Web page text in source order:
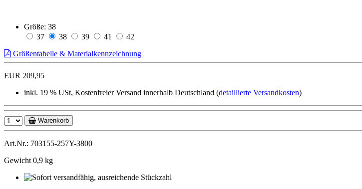
Größe: 38
37
38 39 41
42
Größentabelle & Materialkennzeichnung
EUR 209,95
inkl. 19 % USt, Kostenfreier Versand innerhalb Deutschland (detaillierte Versandkosten)
Warenkorb
Art.Nr.: 703155-257Y-3800
Gewicht 0,9 kg